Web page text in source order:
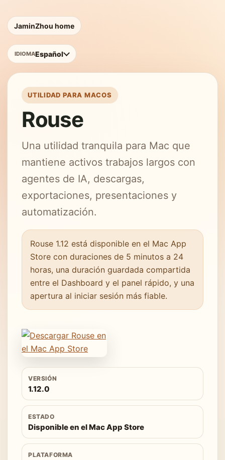
JaminZhou home
IDIOMAEspañol
UTILIDAD PARA MACOS
Rouse
Una utilidad tranquila para Mac que
mantiene activos trabajos largos con
agentes de IA, descargas,
exportaciones, presentaciones y
automatización.
Rouse 1.12 está disponible en el Mac App
Store con duraciones de 5 minutos a 24
horas, una duración guardada compartida
entre el Dashboard y el panel rápido, y una
apertura al iniciar sesión más fiable.
VERSIÓN
1.12.0
ESTADO
Disponible en el Mac App Store
PLATAFORMA